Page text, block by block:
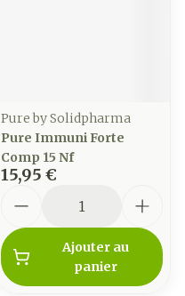
Pure by Solidpharma
Pure Immuni Forte
Comp 15 Nf
15,95 €
Ajouter au
panier